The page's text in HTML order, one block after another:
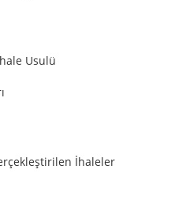
Usulü
İhaleler